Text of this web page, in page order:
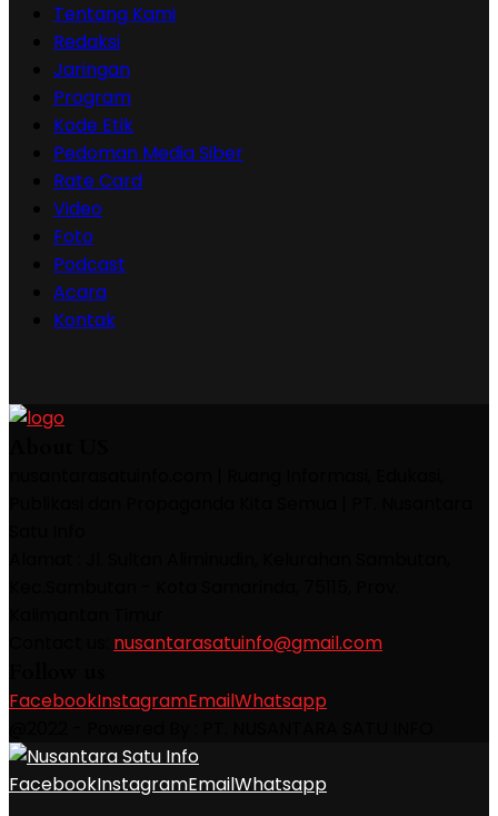
Tentang Kami
Redaksi
Jaringan
Program
Kode Etik
Pedoman Media Siber
Rate Card
Video
Foto
Podcast
Acara
Kontak
nusantarasatuinfo@gmail.com
FacebookInstagramEmailWhatsapp
FacebookInstagramEmailWhatsapp